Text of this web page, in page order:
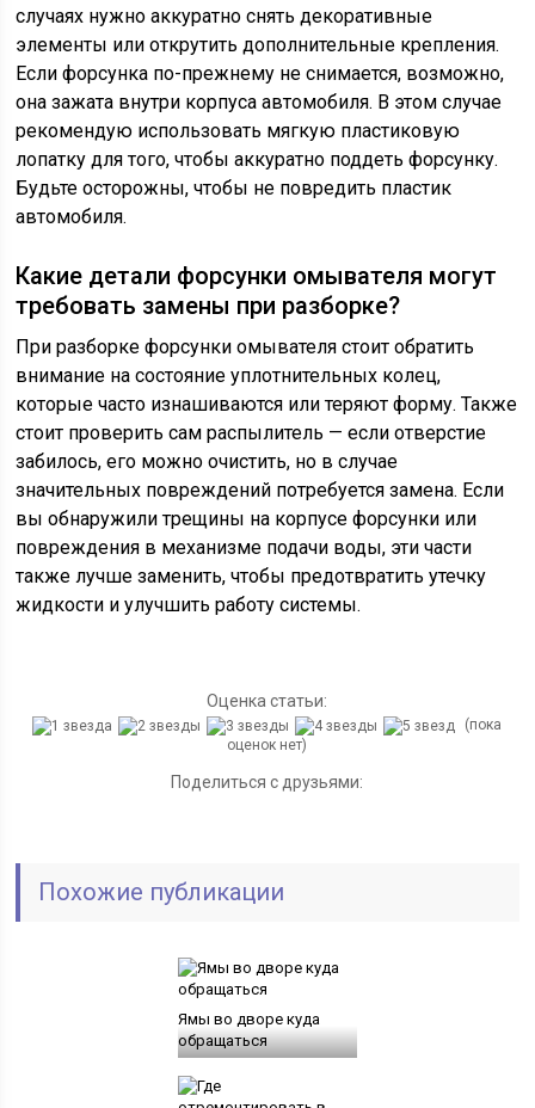
случаях нужно аккуратно снять декоративные
элементы или открутить дополнительные крепления.
Если форсунка по-прежнему не снимается, возможно,
она зажата внутри корпуса автомобиля. В этом случае
рекомендую использовать мягкую пластиковую
лопатку для того, чтобы аккуратно поддеть форсунку.
Будьте осторожны, чтобы не повредить пластик
автомобиля.
Какие детали форсунки омывателя могут
требовать замены при разборке?
При разборке форсунки омывателя стоит обратить
внимание на состояние уплотнительных колец,
которые часто изнашиваются или теряют форму. Также
стоит проверить сам распылитель — если отверстие
забилось, его можно очистить, но в случае
значительных повреждений потребуется замена. Если
вы обнаружили трещины на корпусе форсунки или
повреждения в механизме подачи воды, эти части
также лучше заменить, чтобы предотвратить утечку
жидкости и улучшить работу системы.
Оценка статьи:
(пока
оценок нет)
Поделиться с друзьями:
Похожие публикации
Ямы во дворе куда
обращаться